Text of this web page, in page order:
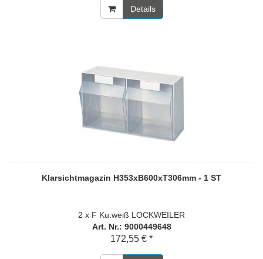
Details
Klarsichtmagazin H353xB600xT306mm - 1 ST
2 x F Ku.weiß LOCKWEILER
Art. Nr.: 9000449648
172,55 € *